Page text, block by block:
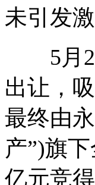
未引发
5月27
出让，
最终由
产”)旗
亿元竞